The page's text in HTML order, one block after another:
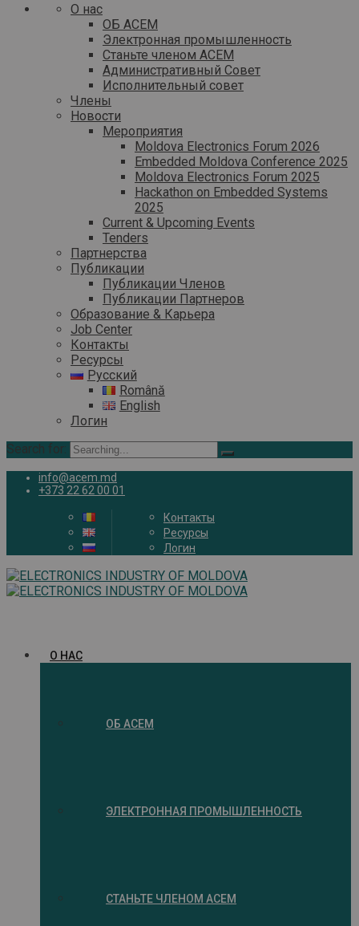
О нас
ОБ ACEM
Электронная промышленность
Станьте членом ACEM
Административный Совет
Исполнительный совет
Члены
Новости
Мероприятия
Moldova Electronics Forum 2026
Embedded Moldova Conference 2025
Moldova Electronics Forum 2025
Hackathon on Embedded Systems
2025
Current & Upcoming Events
Tenders
Партнерства
Публикации
Публикации Членов
Публикации Партнеров
Образование & Карьера
Job Center
Контакты
Ресурсы
Русский
Română
English
Логин
Search for:
info@acem.md
+373 22 62 00 01
Контакты
Ресурсы
Логин
О НАС
ОБ ACEM
ЭЛЕКТРОННАЯ ПРОМЫШЛЕННОСТЬ
СТАНЬТЕ ЧЛЕНОМ ACEM